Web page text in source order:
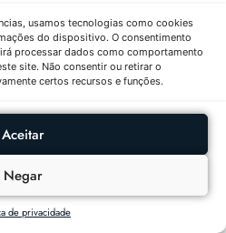
usamos tecnologias como cookies
do dispositivo. O consentimento
processar dados como comportamento
site. Não consentir ou retirar o
certos recursos e funções.
Aceitar
Negar
de privacidade
08/2026